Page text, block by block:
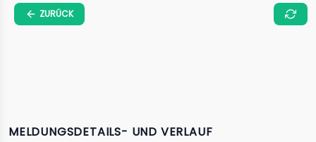
ZURÜCK
MELDUNGSDETAILS- UND VERLAUF